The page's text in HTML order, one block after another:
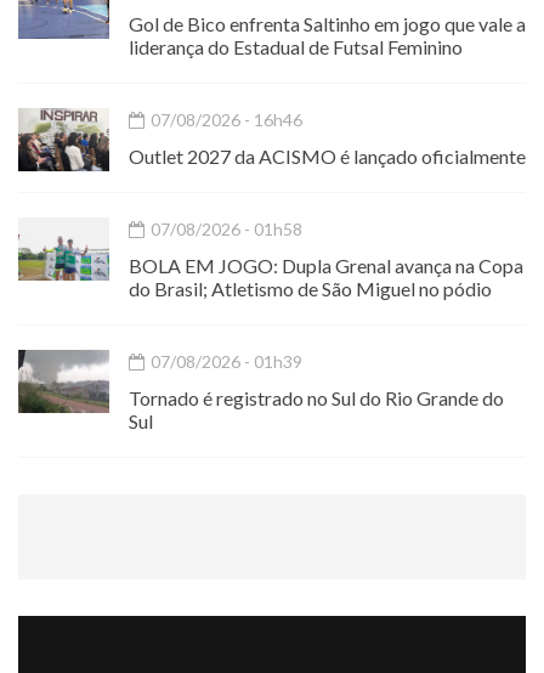
Gol de Bico enfrenta Saltinho em jogo que vale a
liderança do Estadual de Futsal Feminino
07/08/2026 - 16h46
Outlet 2027 da ACISMO é lançado oficialmente
07/08/2026 - 01h58
BOLA EM JOGO: Dupla Grenal avança na Copa
do Brasil; Atletismo de São Miguel no pódio
07/08/2026 - 01h39
Tornado é registrado no Sul do Rio Grande do
Sul